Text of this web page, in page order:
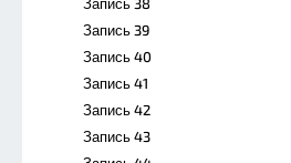
Запись 39
Запись 40
Запись 41
Запись 42
Запись 43